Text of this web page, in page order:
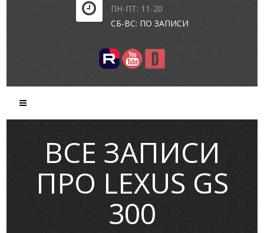
ПН-ПТ: 11-20
СБ-ВС: ПО ЗАПИСИ
ВСЕ ЗАПИСИ
ПРО LEXUS GS
300